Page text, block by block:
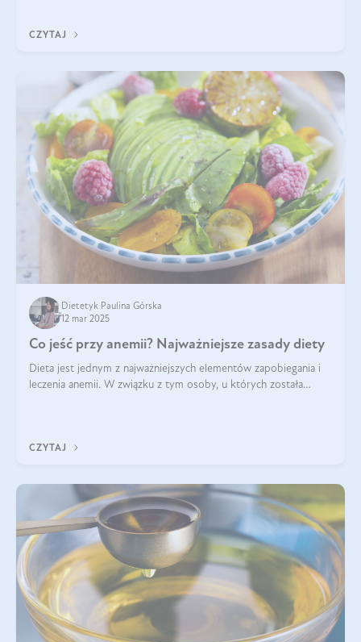
CZYTAJ
Dietetyk Paulina Górska
12 mar 2025
Co jeść przy anemii? Najważniejsze zasady diety
Dieta jest jednym z najważniejszych elementów zapobiegania i
leczenia anemii. W związku z tym osoby, u których została
CZYTAJ